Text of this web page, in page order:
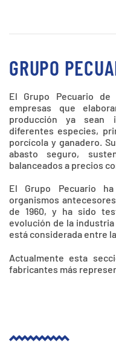
GRUPO
El Grupo Pecuario de
empresas que
producción ya sean
diferentes especies,
porcícola y ganadero.
abasto seguro,
balanceados a precios
El Grupo Pecuario
organismos
de 1960, y ha sido
evolución de la
está considerada entre
Actualmente esta
fabricantes más